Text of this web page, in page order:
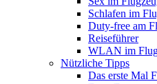
Schlafen im
Duty-free am
Reiseführer
WLAN im
Nützliche Tipps
Das erste Mal